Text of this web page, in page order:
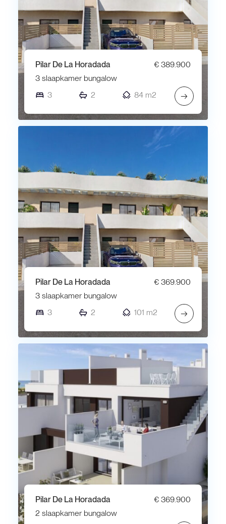
Pilar De La Horadada
€ 389.900
3 slaapkamer bungalow
3
2 84 m2 →
Pilar De La Horadada
€ 369.900
3 slaapkamer bungalow
3
2 101 m2 →
Pilar De La Horadada
€ 369.900
2 slaapkamer bungalow